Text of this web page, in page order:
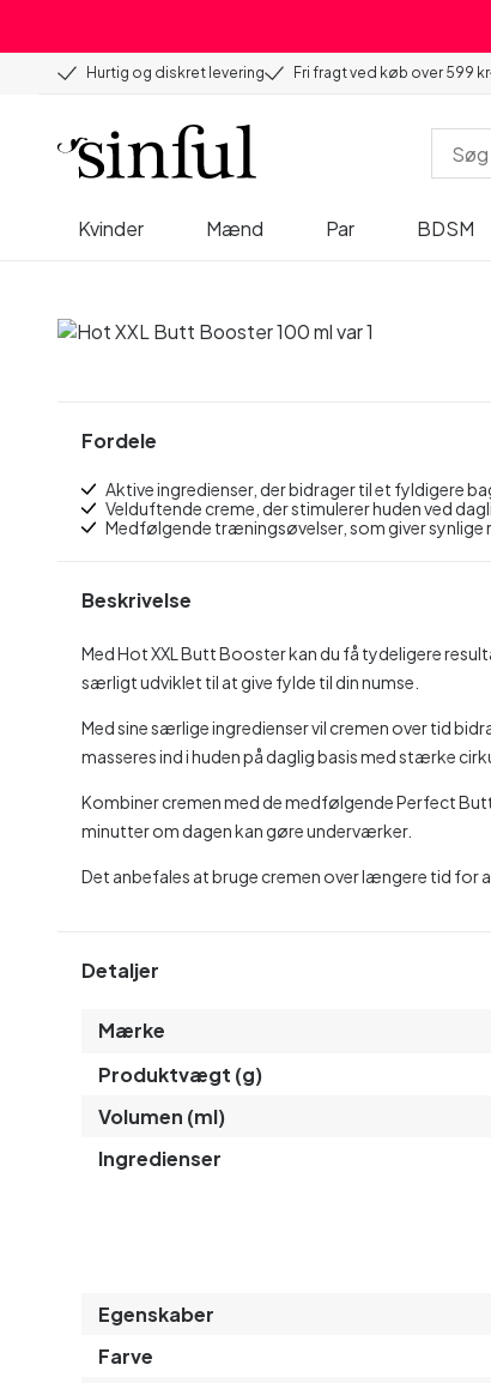
Hurtig og diskret levering Fri fragt ved køb over 599 kr
Kvinder Mænd Par BDSM
Fordele
Aktive ingredienser, der bidrager til et fyldigere
Velduftende creme, der stimulerer huden ved
Medfølgende træningsøvelser, som giver synlige
Beskrivelse
Med Hot XXL Butt Booster kan du få tydeligere
særligt udviklet til at give fylde til din numse.
Med sine særlige ingredienser vil cremen over tid
masseres ind i huden på daglig basis med stærke
Kombiner cremen med de medfølgende Perfect
minutter om dagen kan gøre underværker.
Det anbefales at bruge cremen over længere tid for
Detaljer
Mærke
Produktvægt (g)
Volumen (ml)
Ingredienser
Egenskaber
Farve